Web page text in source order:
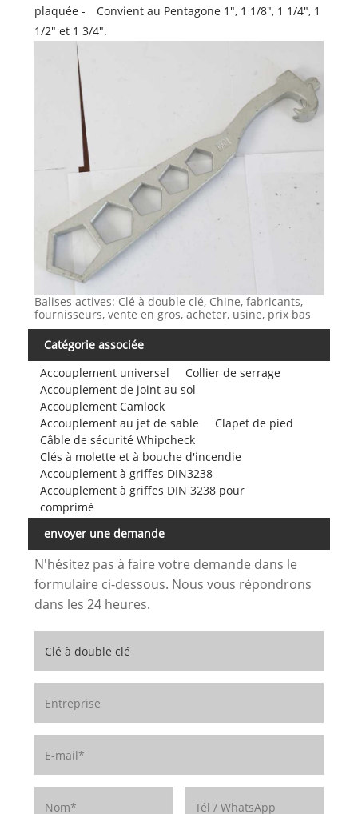
plaquée - Convient au Pentagone 1", 1 1/8", 1 1/4", 1
1/2" et 1 3/4".
Balises actives: Clé à double clé, Chine, fabricants,
fournisseurs, vente en gros, acheter, usine, prix bas
Catégorie associée
Accouplement universel
Collier de serrage
Accouplement de joint au sol
Accouplement Camlock
Accouplement au jet de sable
Clapet de pied
Câble de sécurité Whipcheck
Clés à molette et à bouche d'incendie
Accouplement à griffes DIN3238
Accouplement à griffes DIN 3238 pour
comprimé
envoyer une demande
N'hésitez pas à faire votre demande dans le
formulaire ci-dessous. Nous vous répondrons
dans les 24 heures.